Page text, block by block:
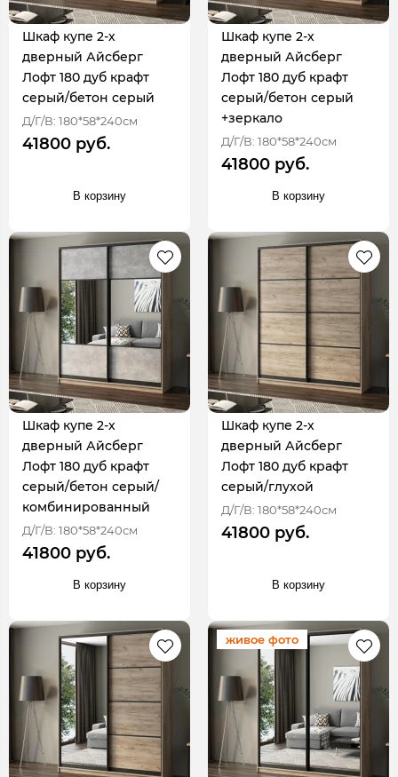
Шкаф купе 2-х
дверный Айсберг
Лофт 180 дуб крафт
серый/бетон серый
Д/Г/В: 180*58*240см
41800 руб.
В корзину
Шкаф купе 2-х
дверный Айсберг
Лофт 180 дуб крафт
серый/бетон серый
+зеркало
Д/Г/В: 180*58*240см
41800 руб.
В корзину
Шкаф купе 2-х
дверный Айсберг
Лофт 180 дуб крафт
серый/бетон серый/
комбинированный
Д/Г/В: 180*58*240см
41800 руб.
В корзину
Шкаф купе 2-х
дверный Айсберг
Лофт 180 дуб крафт
серый/глухой
Д/Г/В: 180*58*240см
41800 руб.
В корзину
живое фото